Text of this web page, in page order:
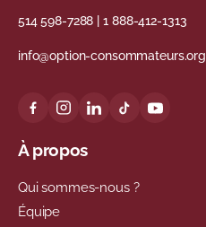
514 598-7288 |1 888-412-1313
info@option-consommateurs.org
À propos
Qui sommes-nous ?
Équipe